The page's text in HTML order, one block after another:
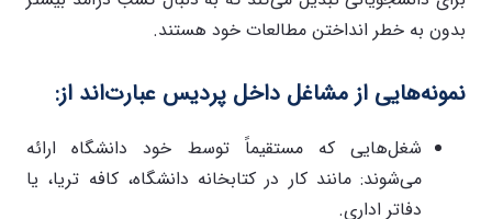
بدون به خطر انداختن مطالعات خود هستند.
نمونه‌هایی از مشاغل داخل پردیس عبارت‌اند از:
شغل‌هایی که مستقیماً توسط خود دانشگاه ارائه
می‌شوند: مانند کار در کتابخانه دانشگاه، کافه تریا، یا
دفاتر اداری.